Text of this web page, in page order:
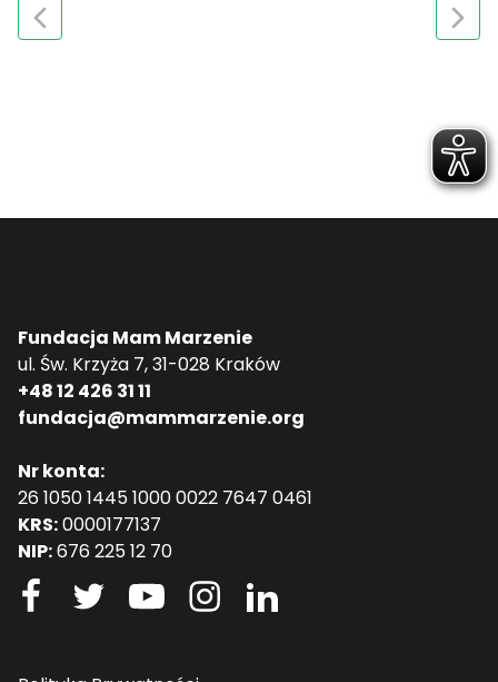
Fundacja Mam Marzenie
ul. Św. Krzyża 7, 31-028 Kraków
+48 12 426 31 11
fundacja@mammarzenie.org
Nr konta:
26 1050 1445 1000 0022 7647 0461
KRS:0000177137
NIP:676 225 12 70